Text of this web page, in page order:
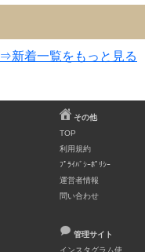
⇒新着一覧をもっと見る
その他
TOP
利用規約
ﾌﾟﾗｲﾊﾞｼｰﾎﾟﾘｼｰ
運営者情報
問い合わせ
管理サイト
インスタグラム使